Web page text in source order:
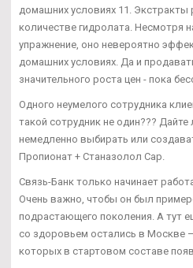
домашних условиях 11.
количестве гидролата. Несмотря
упражнение, оно невероятно
домашних условиях. Да и
значительного роста цен - пока
Одного неумелого сотрудника
такой сотрудник не один???
немедленно выбирать или
Пропионат + Станазолол Сар.
Связь-Банк только начинает
Очень важно, чтобы он был
подрастающего поколения. А тут
со здоровьем остались в Москве
которых в стартовом составе